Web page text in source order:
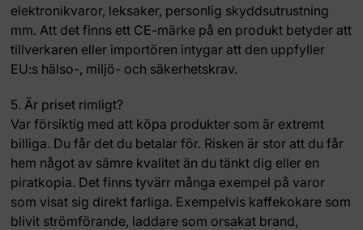
elektronikvaror, leksaker, personlig skyddsutrustning
mm. Att det finns ett CE-märke på en produkt betyder att
tillverkaren eller importören intygar att den uppfyller
EU:s hälso-, miljö- och säkerhetskrav.
5. Är priset rimligt?
Var försiktig med att köpa produkter som är extremt
billiga. Du får det du betalar för. Risken är stor att du får
hem något av sämre kvalitet än du tänkt dig eller en
piratkopia. Det finns tyvärr många exempel på varor
som visat sig direkt farliga. Exempelvis kaffekokare som
blivit strömförande, laddare som orsakat brand,